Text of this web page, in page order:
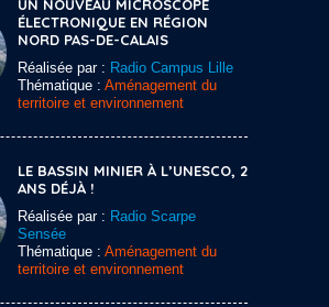
UN NOUVEAU MICROSCOPE
ÉLECTRONIQUE EN RÉGION
NORD PAS-DE-CALAIS
Réalisée par : Radio Campus Lille
Thématique : Aménagement du
territoire et environnement
LE BASSIN MINIER À L’UNESCO, 2
ANS DÉJÀ !
Réalisée par : Radio Scarpe
Sensée
Thématique : Aménagement du
territoire et environnement